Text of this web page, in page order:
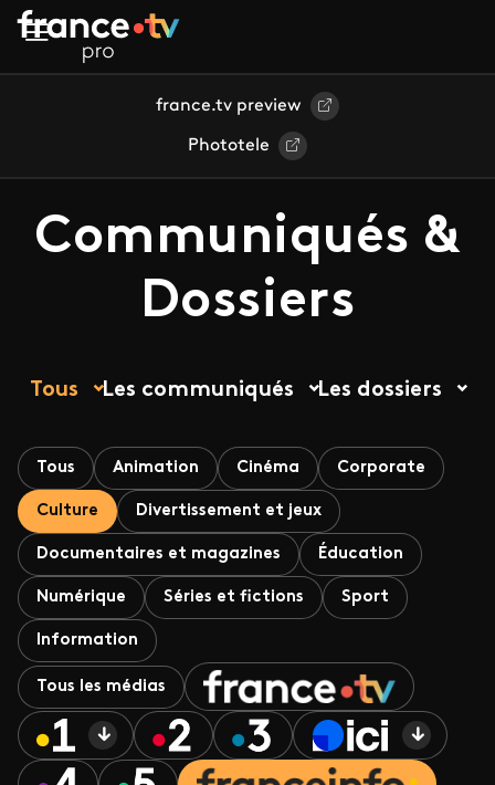
Aller au contenu principal
france.tv preview
Phototele
Communiqués &
Dossiers
Tous Les communiqués Les dossiers
Tous Animation Cinéma Corporate
Culture Divertissement et jeux
Documentaires et magazines Éducation
Numérique Séries et fictions Sport
Information
Tous les médias